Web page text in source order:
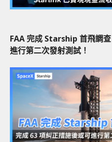
FAA 完成 Starship 首飛調
進行第二次發射測試！